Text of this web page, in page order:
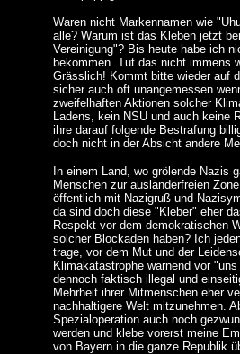
Waren nicht Markennamen wie
alle? Warum ist das Kleben jetzt
Vereinigung"? Bis heute habe ich
bekommen. Tut das nicht immens
Grässlich! Kommt bitte wieder auf
sicher auch oft unangemessen
zweifelhaften Aktionen solcher
Ladens, kein NSU und auch keine
ihre darauf folgende Bestrafung
doch nicht in der Absicht andere
In einem Land, wo grölende Nazis
Menschen zur ausländerfreien
öffentlich mit Nazigruß und
da sind doch diese "Kleber" eher
Respekt vor dem demokratischen
solcher Blockaden haben? Ich
trage, vor dem Mut und der
Klimakatastrophe warnend vor
dennoch faktisch illegal und
Mehrheit ihrer Mitmenschen eher
nachhaltigere Welt mitzunehmen.
Spezialoperation auch noch
werden und klebe vorerst meine
von Bayern in die ganze Republik